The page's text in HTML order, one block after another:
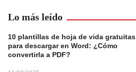
Lo más leído
10 plantillas de hoja de vida gratuitas
para descargar en Word: ¿Cómo
convertirla a PDF?